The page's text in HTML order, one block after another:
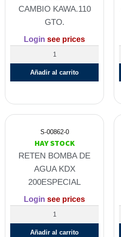
CAMBIO KAWA.110
GTO.
Login see prices
Añadir al carrito
S-00862-0
HAY STOCK
RETEN BOMBA DE
AGUA KDX
200ESPECIAL
Login see prices
Añadir al carrito